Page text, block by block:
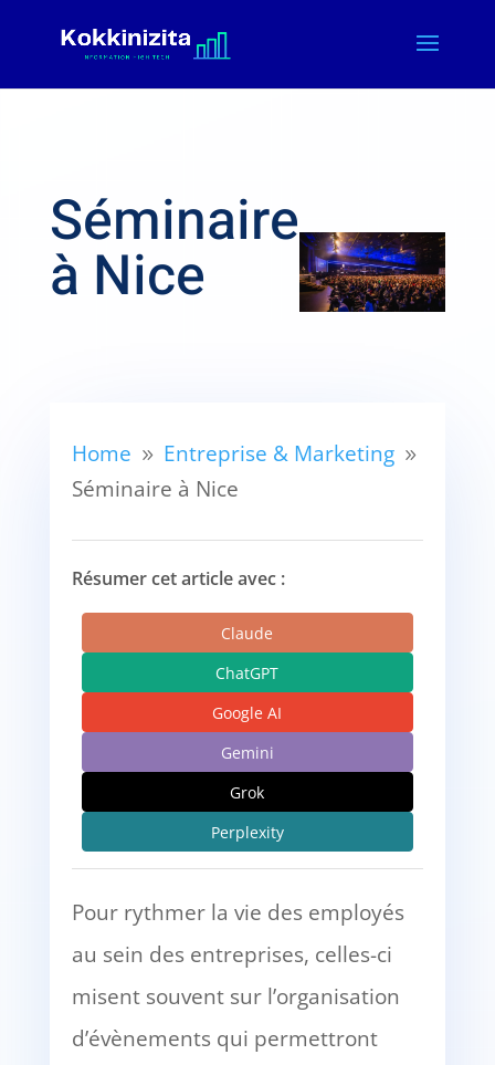
Séminaire
à Nice
Home 9 Entreprise & Marketing 9
Séminaire à Nice
Résumer cet article avec :
Claude
ChatGPT
Google AI
Gemini
Grok
Perplexity
Pour rythmer la vie des employés
au sein des entreprises, celles-ci
misent souvent sur l’organisation
d’évènements qui permettront